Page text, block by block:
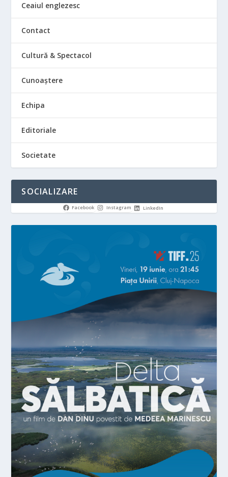
Ceaiul englezesc
Contact
Cultură & Spectacol
Cunoaștere
Echipa
Editoriale
Societate
SOCIALIZARE
Facebook Instagram LinkedIn